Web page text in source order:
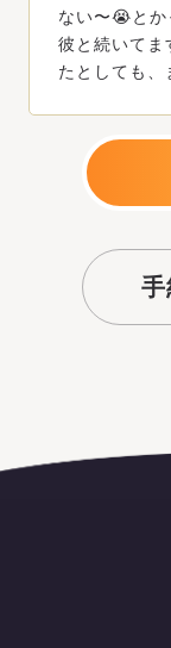
ない〜😭とか
彼と続いてま
たとしても、
手